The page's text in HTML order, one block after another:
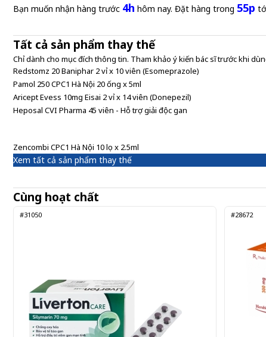
Gửi đơn thuốc
Bạn muốn nhận hàng trước 4h hôm nay. Đặt hàng trong 55p
Tất cả sản phẩm thay thế
Chỉ dành cho mục đích thông tin. Tham khảo ý kiến bác sĩ trước khi
Redstomz 20 Baniphar 2 vỉ x 10 viên (Esomeprazole)
Pamol 250 CPC1 Hà Nội 20 ống x 5ml
Aricept Evess 10mg Eisai 2 vỉ x 14 viên (Donepezil)
Heposal CVI Pharma 45 viên - Hỗ trợ giải độc gan
Zencombi CPC1 Hà Nội 10 lọ x 2.5ml
Xem tất cả sản phẩm thay thế
Cùng hoạt chất
#31050 #28672